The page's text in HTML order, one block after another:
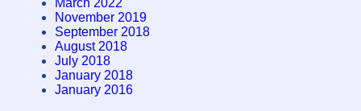
November 2019
September 2018
August 2018
July 2018
January 2018
January 2016